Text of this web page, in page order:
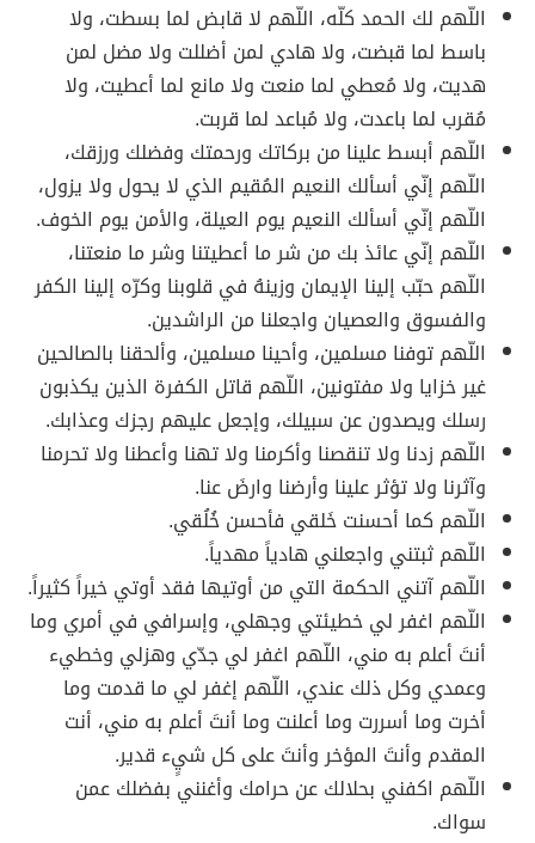
اللّهم لك الحمد كلّه، اللّهم لا قابض لما بسطت، ولا
باسط لما قبضت، ولا هادي لمن أضللت ولا مضل لمن
هديت، ولا مُعطي لما منعت ولا مانع لما أعطيت، ولا
مُقرب لما باعدت، ولا مُباعد لما قربت.
اللّهم أبسط علينا من بركاتك ورحمتك وفضلك ورزقك،
اللّهم إنّي أسألك النعيم المُقيم الذي لا يحول ولا يزول،
اللّهم إنّي أسألك النعيم يوم العيلة، والأمن يوم الخوف.
اللّهم إنّي عائذ بك من شر ما أعطيتنا وشر ما منعتنا،
اللّهم حبّب إلينا الإيمان وزينهُ في قلوبنا وكرّه إلينا الكفر
والفسوق والعصيان واجعلنا من الراشدين.
اللّهم توفنا مسلمين، وأحينا مسلمين، وألحقنا بالصالحين
غير خزايا ولا مفتونين، اللّهم قاتل الكفرة الذين يكذبون
رسلك ويصدون عن سبيلك، وإجعل عليهم رجزك وعذابك.
اللّهم زدنا ولا تنقصنا وأكرمنا ولا تهنا وأعطنا ولا تحرمنا
وآثرنا ولا تؤثر علينا وأرضنا وارضَ عنا.
اللّهم كما أحسنت خَلقي فأحسن خُلُقي.
اللّهم ثبتني واجعلني هادياً مهدياً.
اللّهم آتني الحكمة التي من أوتيها فقد أوتي خيراً كثيراً.
اللّهم اغفر لي خطيئتي وجهلي، وإسرافي في أمري وما
أنتَ أعلم به مني، اللّهم اغفر لي جدّي وهزلي وخطيء
وعمدي وكل ذلك عندي، اللّهم إغفر لي ما قدمت وما
أخرت وما أسررت وما أعلنت وما أنتَ أعلم به مني، أنت
المقدم وأنتَ المؤخر وأنتَ على كل شيٍء قدير.
اللّهم اكفني بحلالك عن حرامك وأغنني بفضلك عمن
سواك.